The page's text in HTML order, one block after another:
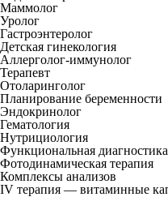
Маммолог
Уролог
Гастроэнтеролог
Детская гинекология
Аллерголог-иммунолог
Терапевт
Отоларинголог
Планирование беременности
Эндокринолог
Гематология
Нутрициология
Функциональная диагностика
Фотодинамическая терапия
Комплексы анализов
IV терапия — витаминные